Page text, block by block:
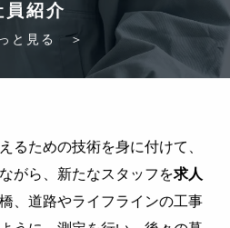
員紹介
と見る ＞
るための技術を身に付けて、
がら、新たなスタッフを求人
、道路やライフラインの工事